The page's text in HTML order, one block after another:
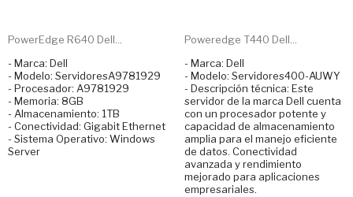
PowerEdge R640 Dell...
- Marca: Dell
- Modelo: ServidoresA9781929
- Procesador: A9781929
- Memoria: 8GB
- Almacenamiento: 1TB
- Conectividad: Gigabit Ethernet
- Sistema Operativo: Windows
Server
Poweredge T440 Dell...
- Marca: Dell
- Modelo: Servidores400-AUWY
- Descripción técnica: Este
servidor de la marca Dell cuenta
con un procesador potente y
capacidad de almacenamiento
amplia para el manejo eficiente
de datos. Conectividad
avanzada y rendimiento
mejorado para aplicaciones
empresariales.